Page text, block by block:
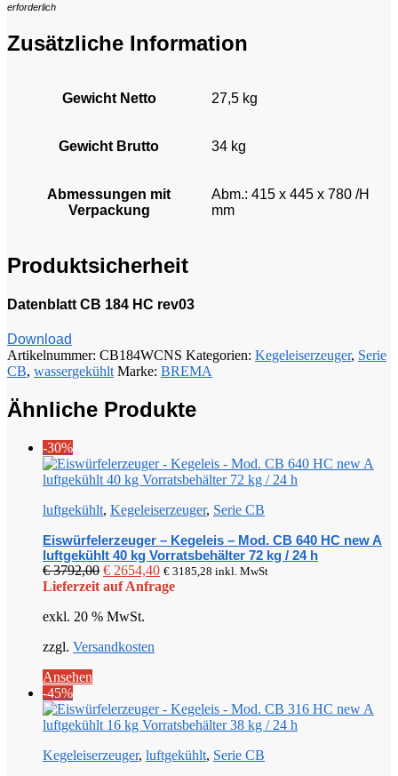
erforderlich
Zusätzliche Information
Gewicht Netto 27,5 kg
Gewicht Brutto 34 kg
Abmessungen mit
Verpackung
Abm.: 415 x 445 x 780 /H
mm
Produktsicherheit
Datenblatt CB 184 HC rev03
Download
Artikelnummer: CB184WCNS Kategorien: Kegeleiserzeuger, Serie
CB, wassergekühlt Marke: BREMA
Ähnliche Produkte
-30%
luftgekühlt, Kegeleiserzeuger, Serie CB
Eiswürfelerzeuger – Kegeleis – Mod. CB 640 HC new A
luftgekühlt 40 kg Vorratsbehälter 72 kg / 24 h
€3792,00 Ursprünglicher
Preis
€ 3792,00
€ 2654,40Aktueller
Preis
€ 3185,28 inkl. MwSt
Lieferzeit auf Anfrage
exkl. 20 % MwSt.
zzgl. Versandkosten
Ansehen
-45%
Kegeleiserzeuger, luftgekühlt, Serie CB